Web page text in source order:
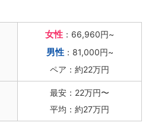
女性 ：66,960円~
男性：81,000円~
ペア：約22万円
最安：22万円〜
平均：約27万円